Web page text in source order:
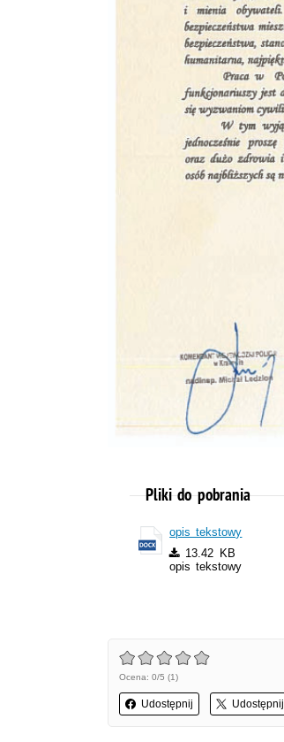
Pliki do pobrania
opis tekstowy
13.42 KB
opis tekstowy
Ocena: 0/5 (1)
Udostępnij Udostępnij